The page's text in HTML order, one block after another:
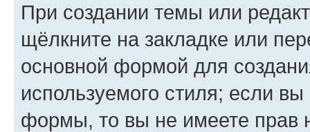
При создании темы или
щёлкните на закладке или
основной формой для
используемого стиля; если
формы, то вы не имеете прав